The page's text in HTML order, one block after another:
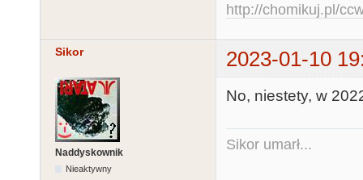
http://chomikuj.pl/
Sikor 2023-01-10
Naddyskownik
Nieaktywny
No, niestety, w
Sikor umarł...